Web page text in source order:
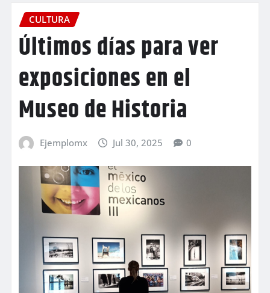
CULTURA
Últimos días para ver
exposiciones en el
Museo de Historia
Ejemplomx Jul 30, 2025 0